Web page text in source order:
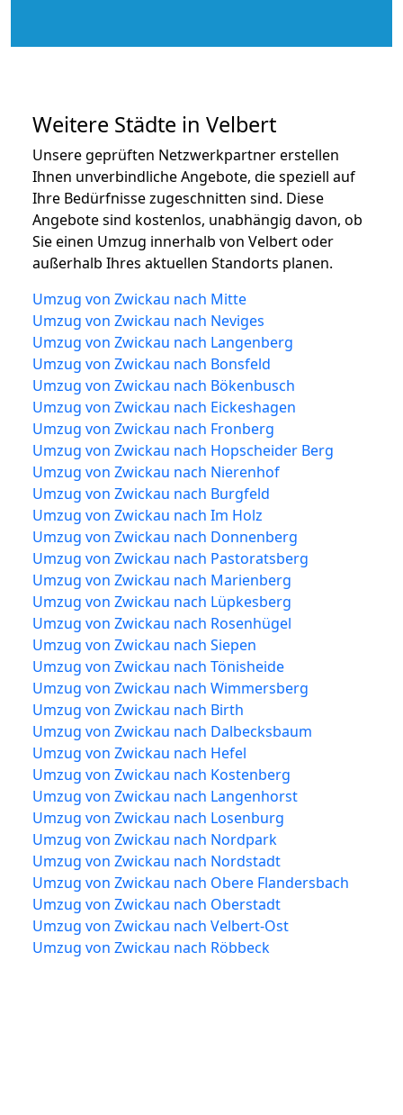
Weitere Städte in Velbert
Unsere geprüften Netzwerkpartner erstellen
Ihnen unverbindliche Angebote, die speziell auf
Ihre Bedürfnisse zugeschnitten sind. Diese
Angebote sind kostenlos, unabhängig davon, ob
Sie einen Umzug innerhalb von Velbert oder
außerhalb Ihres aktuellen Standorts planen.
Umzug von Zwickau nach Mitte
Umzug von Zwickau nach Neviges
Umzug von Zwickau nach Langenberg
Umzug von Zwickau nach Bonsfeld
Umzug von Zwickau nach Bökenbusch
Umzug von Zwickau nach Eickeshagen
Umzug von Zwickau nach Fronberg
Umzug von Zwickau nach Hopscheider Berg
Umzug von Zwickau nach Nierenhof
Umzug von Zwickau nach Burgfeld
Umzug von Zwickau nach Im Holz
Umzug von Zwickau nach Donnenberg
Umzug von Zwickau nach Pastoratsberg
Umzug von Zwickau nach Marienberg
Umzug von Zwickau nach Lüpkesberg
Umzug von Zwickau nach Rosenhügel
Umzug von Zwickau nach Siepen
Umzug von Zwickau nach Tönisheide
Umzug von Zwickau nach Wimmersberg
Umzug von Zwickau nach Birth
Umzug von Zwickau nach Dalbecksbaum
Umzug von Zwickau nach Hefel
Umzug von Zwickau nach Kostenberg
Umzug von Zwickau nach Langenhorst
Umzug von Zwickau nach Losenburg
Umzug von Zwickau nach Nordpark
Umzug von Zwickau nach Nordstadt
Umzug von Zwickau nach Obere Flandersbach
Umzug von Zwickau nach Oberstadt
Umzug von Zwickau nach Velbert-Ost
Umzug von Zwickau nach Röbbeck